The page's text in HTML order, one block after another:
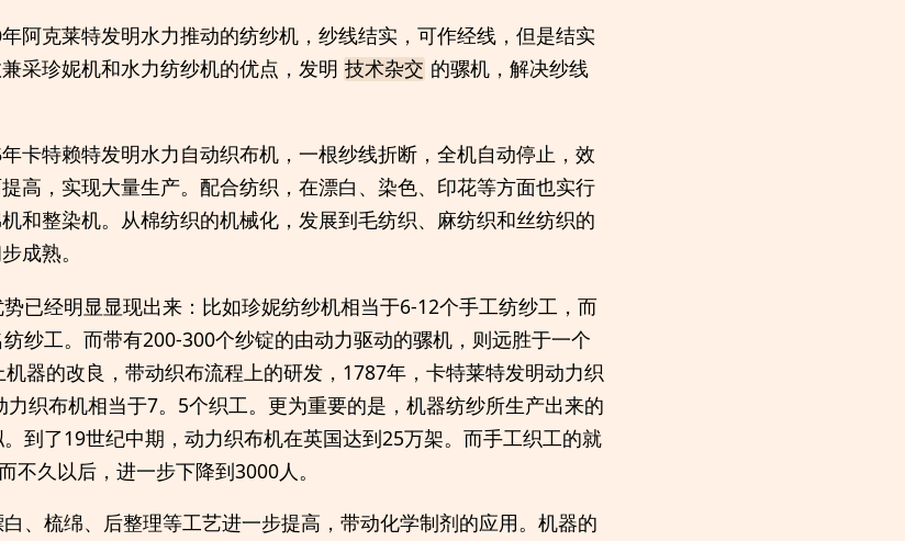
阿克莱特发明水力推动的纺纱机，纱线结实，可作经线，但是结实
采珍妮机和水力纺纱机的优点，发明 技术杂交 的骡机，解决纱线
卡特赖特发明水力自动织布机，一根纱线折断，全机自动停止，效
高，实现大量生产。配合纺织，在漂白、染色、印花等方面也实行
和整染机。从棉纺织的机械化，发展到毛纺织、麻纺织和丝纺织的
成熟。
已经明显显现出来：比如珍妮纺纱机相当于6-12个手工纺纱工，而
纱工。而带有200-300个纱锭的由动力驱动的骡机，则远胜于一个
器的改良，带动织布流程上的研发，1787年，卡特莱特发明动力织
织布机相当于7。5个织工。更为重要的是，机器纺纱所生产出来的
到了19世纪中期，动力织布机在英国达到25万架。而手工织工的就
不久以后，进一步下降到3000人。
、梳绵、后整理等工艺进一步提高，带动化学制剂的应用。机器的